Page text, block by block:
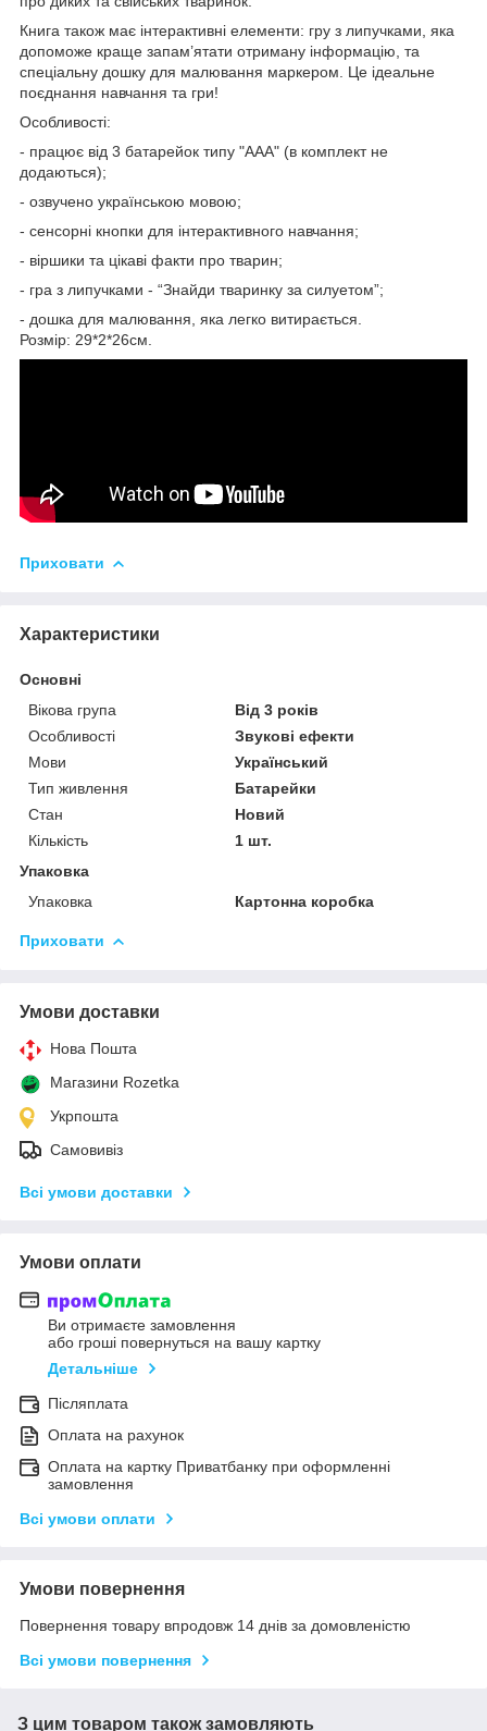
Книга також має інтерактивні елементи: гру з липучками, яка
допоможе краще запам’ятати отриману інформацію, та
спеціальну дошку для малювання маркером. Це ідеальне
поєднання навчання та гри!
Особливості:
- працює від 3 батарейок типу "ААА" (в комплект не
додаються);
- озвучено українською мовою;
- сенсорні кнопки для інтерактивного навчання;
- віршики та цікаві факти про тварин;
- гра з липучками - “Знайди тваринку за силуетом”;
- дошка для малювання, яка легко витирається.
Розмір: 29*2*26см.
Приховати
Характеристики
Основні
Вікова група
Від 3 років
Особливості
Звукові ефекти
Мови
Український
Тип живлення
Батарейки
Стан
Новий
Кількість
1 шт.
Упаковка
Упаковка
Картонна коробка
Приховати
Умови доставки
Нова Пошта
Магазини Rozetka
Укрпошта
Самовивіз
Всі умови доставки
Умови оплати
Ви отримаєте замовлення
або гроші повернуться на вашу картку
Детальніше
Післяплата
Оплата на рахунок
Оплата на картку Приватбанку при оформленні
замовлення
Всі умови оплати
Умови повернення
Повернення товару впродовж 14 днів за домовленістю
Всі умови повернення
З цим товаром також замовляють